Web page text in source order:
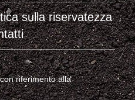
sulla riservatezza
riferimento alla